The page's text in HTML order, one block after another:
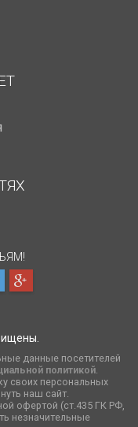
данные посетителей
политикой.
своих персональных
наш сайт.
офертой (ст.435 ГК РФ,
незначительные